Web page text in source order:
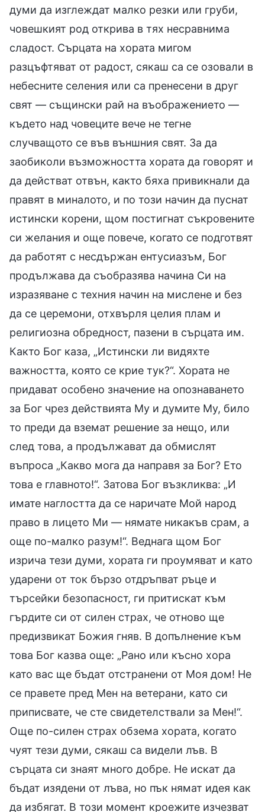
думи да изглеждат малко резки или груби,
човешкият род открива в тях несравнима
сладост. Сърцата на хората мигом
разцъфтяват от радост, сякаш са се озовали в
небесните селения или са пренесени в друг
свят — същински рай на въображението —
където над човеците вече не тегне
случващото се във външния свят. За да
заобиколи възможността хората да говорят и
да действат отвън, както бяха привикнали да
правят в миналото, и по този начин да пуснат
истински корени, щом постигнат съкровените
си желания и още повече, когато се подготвят
да работят с несдържан ентусиазъм, Бог
продължава да съобразява начина Си на
изразяване с техния начин на мислене и без
да се церемони, отхвърля целия плам и
религиозна обредност, пазени в сърцата им.
Както Бог каза, „Истински ли видяхте
важността, която се крие тук?“. Хората не
придават особено значение на опознаването
за Бог чрез действията Му и думите Му, било
то преди да вземат решение за нещо, или
след това, а продължават да обмислят
въпроса „Какво мога да направя за Бог? Ето
това е главното!“. Затова Бог възкликва: „И
имате наглостта да се наричате Мой народ
право в лицето Ми — нямате никакъв срам, а
още по-малко разум!“. Веднага щом Бог
изрича тези думи, хората ги проумяват и като
ударени от ток бързо отдръпват ръце и
търсейки безопасност, ги притискат към
гърдите си от силен страх, че отново ще
предизвикат Божия гняв. В допълнение към
това Бог казва още: „Рано или късно хора
като вас ще бъдат отстранени от Моя дом! Не
се правете пред Мен на ветерани, като си
приписвате, че сте свидетелствали за Мен!“.
Още по-силен страх обзема хората, когато
чуят тези думи, сякаш са видели лъв. В
сърцата си знаят много добре. Не искат да
бъдат изядени от лъва, но пък нямат идея как
да избягат. В този момент кроежите изчезват